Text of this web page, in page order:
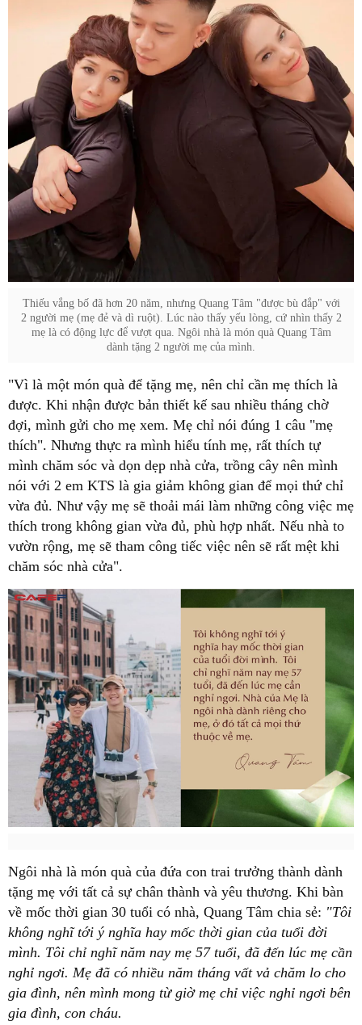
Thiếu vắng bố đã hơn 20 năm, nhưng Quang Tâm "được bù đắp" với
2 người mẹ (mẹ đẻ và dì ruột). Lúc nào thấy yếu lòng, cứ nhìn thấy 2
mẹ là có động lực để vượt qua. Ngôi nhà là món quà Quang Tâm
dành tặng 2 người mẹ của mình.
"Vì là một món quà để tặng mẹ, nên chỉ cần mẹ thích là
được. Khi nhận được bản thiết kế sau nhiều tháng chờ
đợi, mình gửi cho mẹ xem. Mẹ chỉ nói đúng 1 câu "mẹ
thích". Nhưng thực ra mình hiểu tính mẹ, rất thích tự
mình chăm sóc và dọn dẹp nhà cửa, trồng cây nên mình
nói với 2 em KTS là gia giảm không gian để mọi thứ chỉ
vừa đủ. Như vậy mẹ sẽ thoải mái làm những công việc mẹ
thích trong không gian vừa đủ, phù hợp nhất. Nếu nhà to
vườn rộng, mẹ sẽ tham công tiếc việc nên sẽ rất mệt khi
chăm sóc nhà cửa".
Ngôi nhà là món quà của đứa con trai trưởng thành dành
tặng mẹ với tất cả sự chân thành và yêu thương. Khi bàn
về mốc thời gian 30 tuổi có nhà, Quang Tâm chia sẻ: "Tôi
không nghĩ tới ý nghĩa hay mốc thời gian của tuổi đời
mình. Tôi chỉ nghĩ năm nay mẹ 57 tuổi, đã đến lúc mẹ cần
nghỉ ngơi. Mẹ đã có nhiều năm tháng vất vả chăm lo cho
gia đình, nên mình mong từ giờ mẹ chỉ việc nghỉ ngơi bên
gia đình, con cháu.